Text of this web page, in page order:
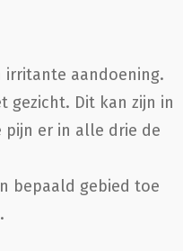
irritante aandoening.
gezicht. Dit kan zijn in
er in alle drie de
bepaald gebied toe